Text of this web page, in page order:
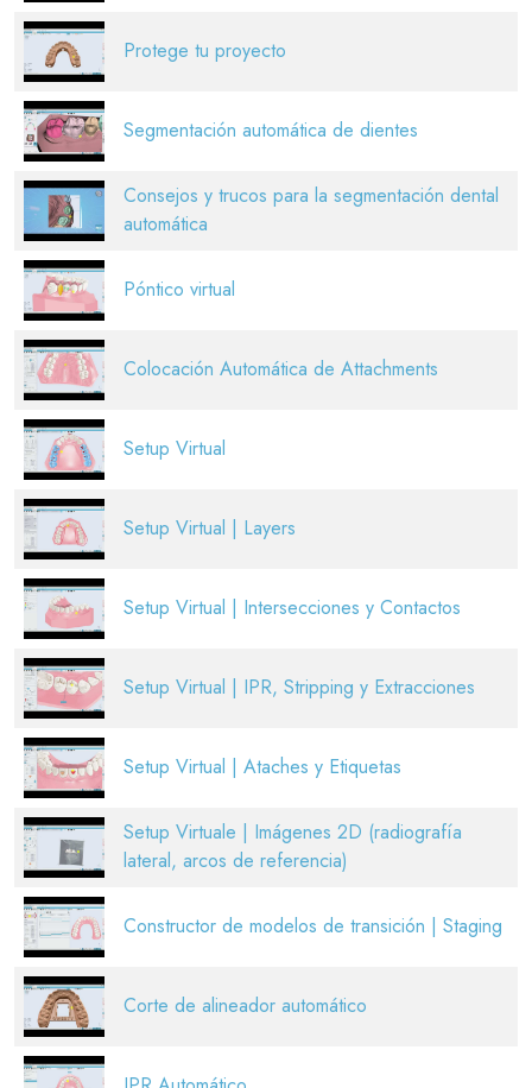
Protege tu proyecto
Segmentación automática de dientes
Consejos y trucos para la segmentación dental
automática
Póntico virtual
Colocación Automática de Attachments
Setup Virtual
Setup Virtual | Layers
Setup Virtual | Intersecciones y Contactos
Setup Virtual | IPR, Stripping y Extracciones
Setup Virtual | Ataches y Etiquetas
Setup Virtuale | Imágenes 2D (radiografía
lateral, arcos de referencia)
Constructor de modelos de transición | Staging
Corte de alineador automático